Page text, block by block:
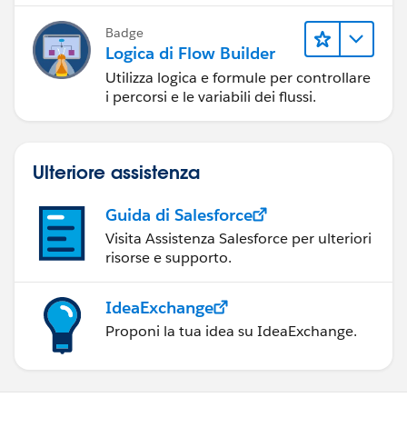
Badge
Logica di Flow Builder
Utilizza logica e formule per controllare
i percorsi e le variabili dei flussi.
Ulteriore assistenza
Guida di Salesforce
Visita Assistenza Salesforce per ulteriori
risorse e supporto.
IdeaExchange
Proponi la tua idea su IdeaExchange.